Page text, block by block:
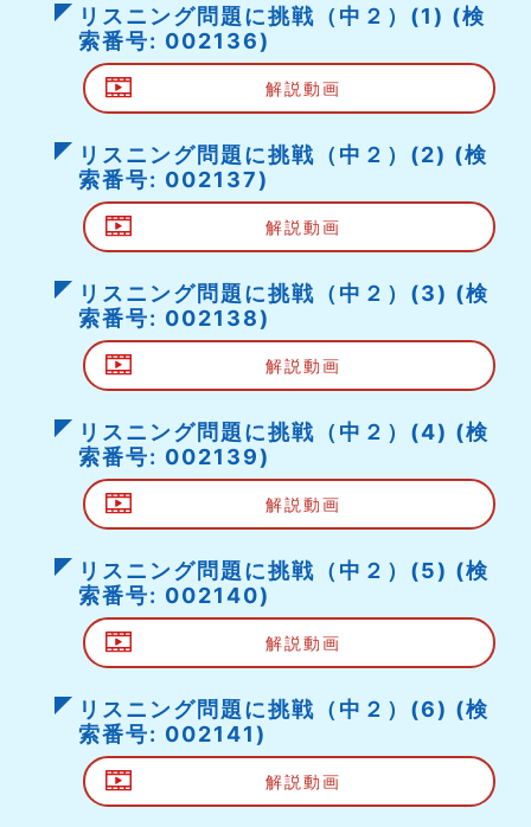
リスニング問題に挑戦（中２）(1) (検
索番号: 002136)
解説動画
リスニング問題に挑戦（中２）(2) (検
索番号: 002137)
解説動画
リスニング問題に挑戦（中２）(3) (検
索番号: 002138)
解説動画
リスニング問題に挑戦（中２）(4) (検
索番号: 002139)
解説動画
リスニング問題に挑戦（中２）(5) (検
索番号: 002140)
解説動画
リスニング問題に挑戦（中２）(6) (検
索番号: 002141)
解説動画